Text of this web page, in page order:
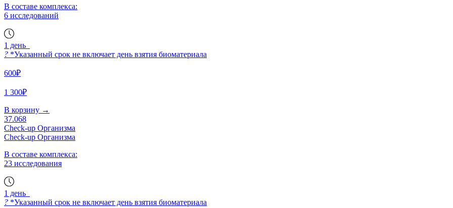
В составе комплекса:
6 исследований
1 день
? *Указанный срок не включает день взятия биоматериала
600₽
1 300₽
В корзину →
37.068
Check-up Организма
Check-up Организма
В составе комплекса:
23 исследования
1 день
? *Указанный срок не включает день взятия биоматериала